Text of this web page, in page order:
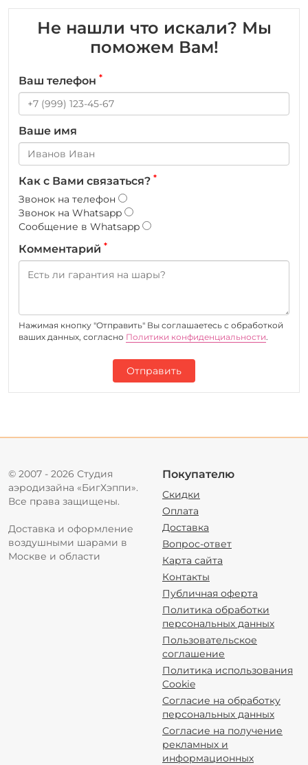
Не нашли что искали? Мы
поможем Вам!
Ваш телефон *
Ваше имя
Как с Вами связаться? *
Звонок на телефон
Звонок на Whatsapp
Сообщение в Whatsapp
Комментарий *
Нажимая кнопку "Отправить" Вы соглашаетесь c обработкой
ваших данных, согласно Политики конфиденциальности.
Отправить
© 2007 - 2026 Студия
аэродизайна «БигХэппи».
Все права защищены.
Доставка и оформление
воздушными шарами в
Москве и области
Покупателю
Скидки
Оплата
Доставка
Вопрос-ответ
Карта сайта
Контакты
Публичная оферта
Политика обработки
персональных данных
Пользовательское
соглашение
Политика использования
Cookie
Согласие на обработку
персональных данных
Согласие на получение
рекламных и
информационных